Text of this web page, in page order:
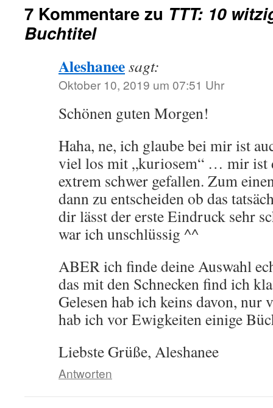
7 Kommentare zu TTT: 10
Buchtitel
Aleshaneesagt:
Oktober 10, 2019 um 07:51 Uhr
Schönen guten Morgen!
Haha, ne, ich glaube bei mir ist
viel los mit „kuriosem“ … mir ist
extrem schwer gefallen. Zum
dann zu entscheiden ob das
dir lässt der erste Eindruck sehr
war ich unschlüssig ^^
ABER ich finde deine Auswahl
das mit den Schnecken find ich
Gelesen hab ich keins davon, nur
hab ich vor Ewigkeiten einige
Liebste Grüße, Aleshanee
Antworten